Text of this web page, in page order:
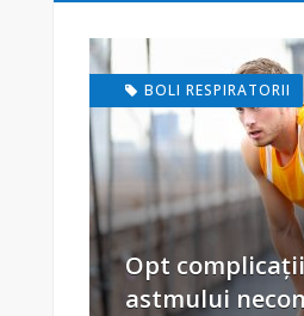
BOLI RESPIRATORII
Opt
astmului